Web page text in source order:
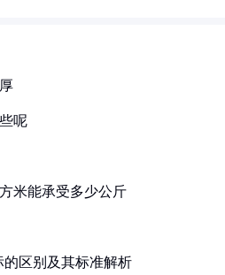
呢
米能承受多少公斤
的区别及其标准解析